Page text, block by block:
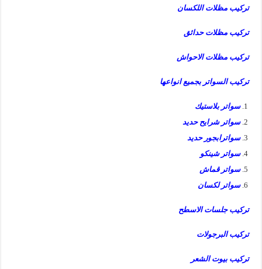
تركيب مظلات اللكسان
تركيب مظلات حدائق
تركيب مظلات الاحواش
تركيب السواتر بجميع انواعها
سواتر بلاستيك
سواتر شرايح حديد
سواترابجور حديد
سواتر شينكو
سواتر قماش
سواتر لكسان
تركيب جلسات الاسطح
تركيب البرجولات
تركيب بيوت الشعر